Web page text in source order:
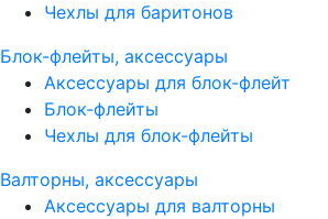
Чехлы для баритонов
Блок-флейты, аксессуары
Аксессуары для блок-флейт
Блок-флейты
Чехлы для блок-флейты
Валторны, аксессуары
Аксессуары для валторны